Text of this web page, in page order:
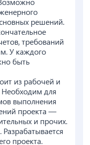
решений.
требований
У каждого
быть
из рабочей и
для
выполнения
проекта —
и прочих.
проекта.